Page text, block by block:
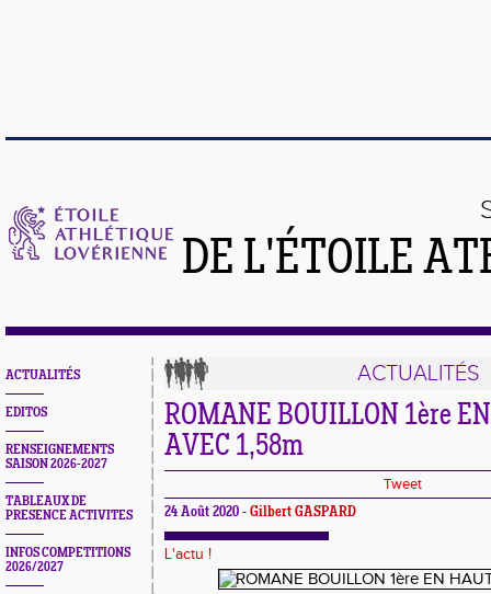
DE L'ÉTOILE
ACTUALITÉS
EDITOS
RENSEIGNEMENTS
SAISON 2026-2027
TABLEAUX DE
PRESENCE ACTIVITES
INFOS COMPETITIONS
2026/2027
ACTUALITÉS
ROMANE BOUILLON 1ère
AVEC 1,58m
Tweet
24 Août 2020 - Gilbert GASPARD
L'actu !